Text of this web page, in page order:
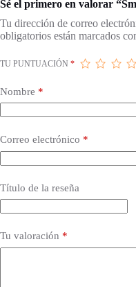
Sé el primero en valorar
Tu dirección de correo
obligatorios están marcados
TU PUNTUACIÓN *
Nombre *
Correo electrónico *
Título de la reseña
Tu valoración *